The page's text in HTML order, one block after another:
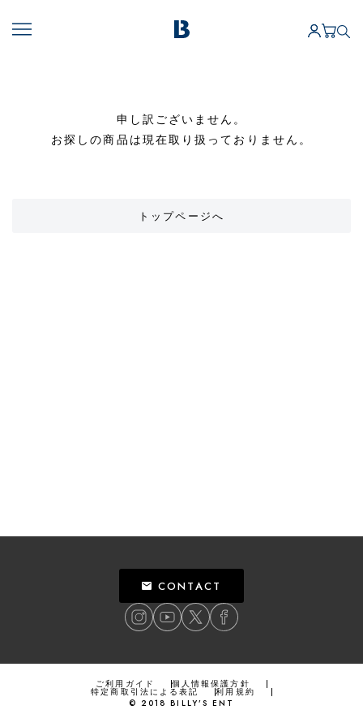
申し訳ございません。
お探しの商品は現在取り扱っておりません。
トップページへ
CONTACT
ご利用ガイド 個人情報保護方針
特定商取引法による表記
利用規約
© 2018 BILLY’S ENT